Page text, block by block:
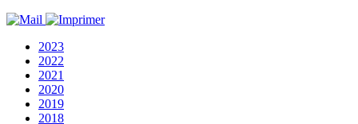
2023
2022
2021
2020
2019
2018